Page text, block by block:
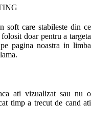
soft care stabileste din ce
doar pentru a targeta
pagina noastra in limba
ati vizualizat sau nu o
timp a trecut de cand ati